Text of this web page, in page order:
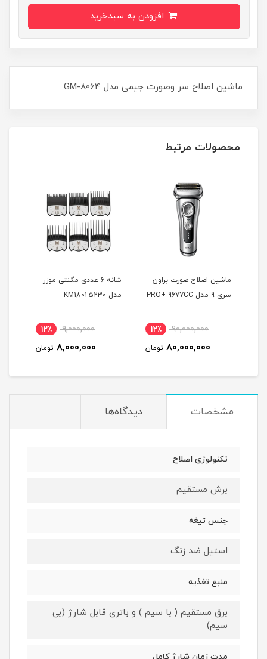
ماشین اصلاح سر وصورت جیمی مدل GM-8064
محصولات مرتبط
ماشین اصلاح صورت براون
سری 9 مدل PRO+ 9677CC
90,000,000 12٪
80,000,000 تومان
شانه 6 عددی مگنتی موزر
مدل KM1801-5230
9,000,000 12٪
8,000,000 تومان
مشخصات دیدگاه‌ها
تکنولوژی اصلاح
برش مستقیم
جنس تیغه
استیل ضد زنگ
منبع تغذیه
برق مستقیم ( با سیم ) و باتری قابل شارژ (بی
سیم)